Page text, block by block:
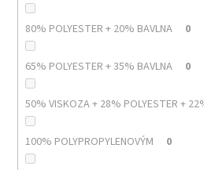
80% POLYESTER + 20% BAVLNA 0
65% POLYESTER + 35% BAVLNA 0
50% VISKOZA + 28% POLYESTER +
100% POLYPROPYLENOVÝM 0